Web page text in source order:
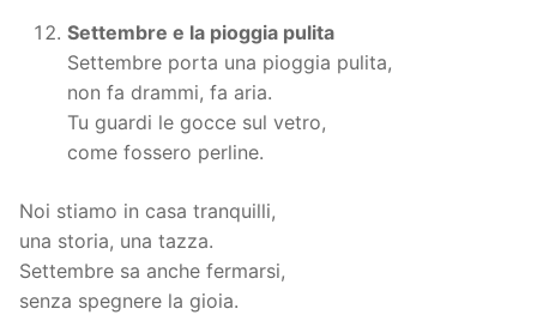
Settembre e la pioggia pulita
Settembre porta una pioggia pulita,
non fa drammi, fa aria.
Tu guardi le gocce sul vetro,
come fossero perline.
Noi stiamo in casa tranquilli,
una storia, una tazza.
Settembre sa anche fermarsi,
senza spegnere la gioia.